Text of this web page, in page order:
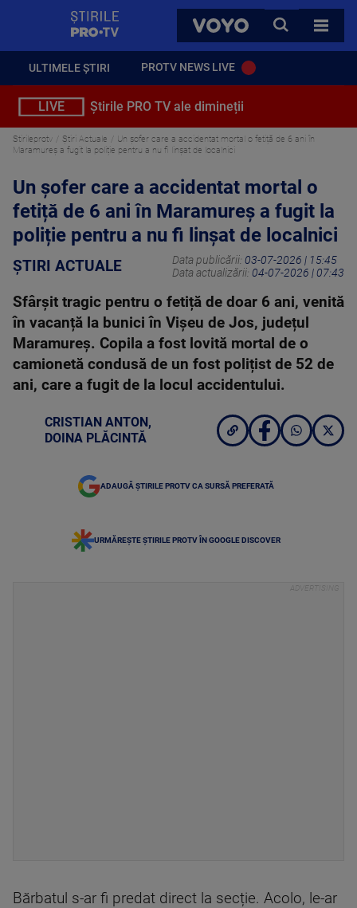
VOYO
CAUTA
TOATE
ULTIMELE ȘTIRI PROTV NEWS LIVE
LIVE Știrile PRO TV ale dimineții
Stirileprotv Știri Actuale
Un șofer care a accidentat mortal o fetiță de 6 ani în
Maramureș a fugit la poliție pentru a nu fi linșat de localnici
Un șofer care a accidentat mortal o
fetiță de 6 ani în Maramureș a fugit la
poliție pentru a nu fi linșat de localnici
ȘTIRI ACTUALE Data publicării: 03-07-2026 | 15:45
Data actualizării: 04-07-2026 | 07:43
Sfârșit tragic pentru o fetiță de doar 6 ani, venită
în vacanță la bunici în Vișeu de Jos, județul
Maramureș. Copila a fost lovită mortal de o
camionetă condusă de un fost polițist de 52 de
ani, care a fugit de la locul accidentului.
CRISTIAN ANTON,
DOINA PLĂCINTĂ
ADAUGĂ ȘTIRILE PROTV CA SURSĂ PREFERATĂ
URMĂREȘTE ȘTIRILE PROTV ÎN GOOGLE DISCOVER
Bărbatul s-ar fi predat direct la secție. Acolo, le-ar